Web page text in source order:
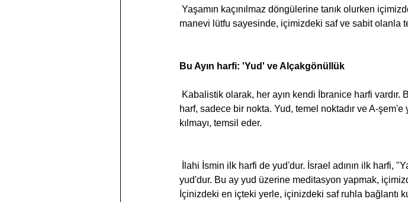
manevi lütfu sayesinde, içimizdeki saf ve sabit olanla
Bu Ayın harfi: 'Yud' ve Alçakgönüllük
harf, sadece bir nokta. Yud, temel noktadır ve A-
kılmayı, temsil eder.
yud'dur. Bu ay yud üzerine meditasyon yapmak,
İçinizdeki en içteki yerle, içinizdeki saf ruhla bağlantı